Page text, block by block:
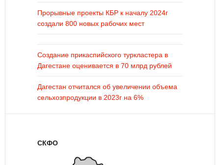
Прорывные проекты КБР к началу 2024г
создали 800 новых рабочих мест
Создание прикаспийского туркластера в
Дагестане оценивается в 70 млрд рублей
Дагестан отчитался об увеличении объема
сельхозпродукции в 2023г на 6%
СКФО